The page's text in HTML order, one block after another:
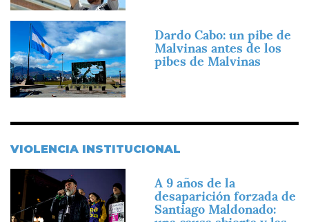
Imagen
Dardo Cabo: un pibe de
Malvinas antes de los
pibes de Malvinas
VIOLENCIA INSTITUCIONAL
Imagen
A 9 años de la
desaparición forzada de
Santiago Maldonado: